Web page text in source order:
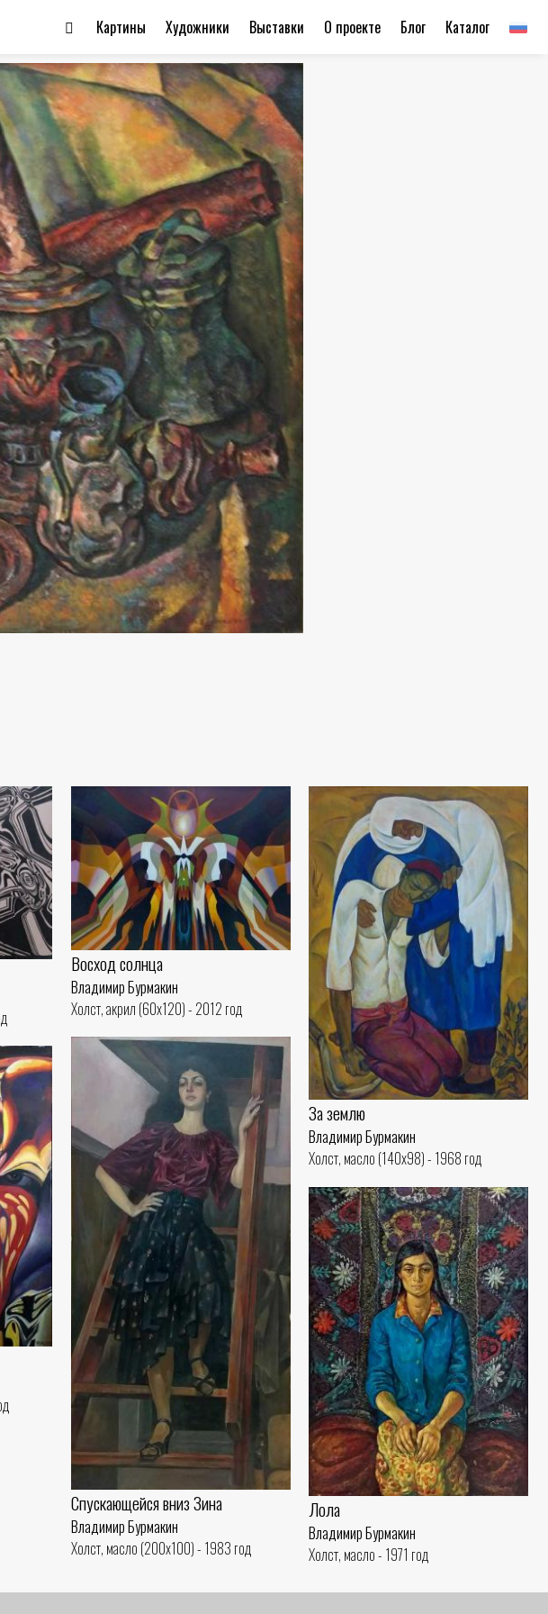
Каталог
Блог
О проекте
Выставки
Художники
Картины
Восход солнца
Владимир Бурмакин
Холст, акрил (60x120) - 2012 год
За землю
Владимир Бурмакин
Холст, масло (140x98) - 1968 год
Спускающейся вниз Зина
Владимир Бурмакин
Холст, масло (200x100) - 1983 год
Лола
Владимир Бурмакин
Холст, масло - 1971 год